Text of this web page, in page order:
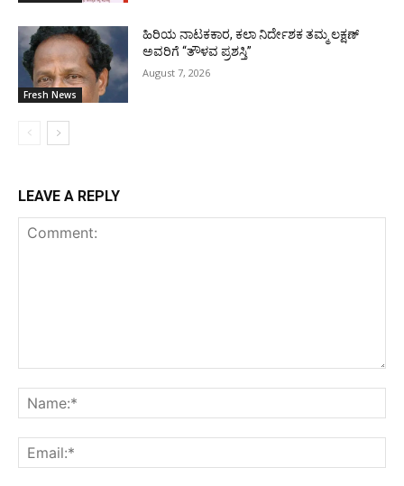
Fresh News
ಹಿರಿಯ ನಾಟಕಕಾರ, ಕಲಾ ನಿರ್ದೇಶಕ ತಮ್ಮ ಲಕ್ಷಣ್
ಅವರಿಗೆ “ತೌಳವ ಪ್ರಶಸ್ತಿ”
August 7, 2026
LEAVE A REPLY